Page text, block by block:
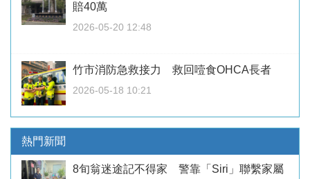
賠40萬
2026-05-20 12:48
竹市消防急救接力 救回噎食OHCA長者
2026-05-18 10:21
熱門新聞
8旬翁迷途記不得家 警靠「Siri」聯繫家屬